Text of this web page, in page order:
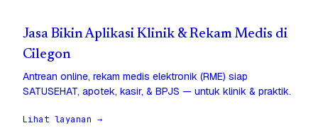
Jasa Bikin Aplikasi Klinik & Rekam Medis di
Cilegon
Antrean online, rekam medis elektronik (RME) siap
SATUSEHAT, apotek, kasir, & BPJS — untuk klinik & praktik.
Lihat layanan →